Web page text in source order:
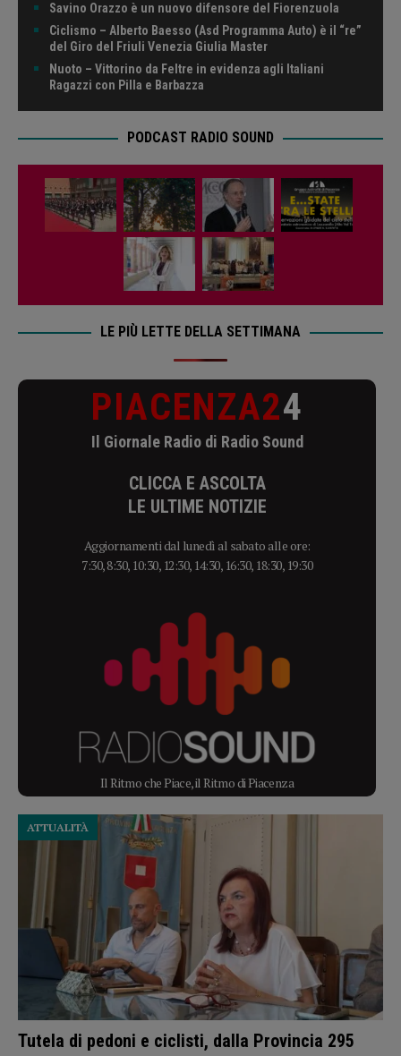
Savino Orazzo è un nuovo difensore del Fiorenzuola
Ciclismo – Alberto Baesso (Asd Programma Auto) è il “re”
del Giro del Friuli Venezia Giulia Master
Nuoto – Vittorino da Feltre in evidenza agli Italiani
Ragazzi con Pilla e Barbazza
PODCAST RADIO SOUND
LE PIÙ LETTE DELLA SETTIMANA
PIACENZA24
Il Giornale Radio di Radio Sound
CLICCA E ASCOLTA
LE ULTIME NOTIZIE
Aggiornamenti dal lunedì al sabato alle ore:
7:30, 8:30, 10:30, 12:30, 14:30, 16:30, 18:30, 19:30
Il Ritmo che Piace, il Ritmo di Piacenza
Tutela di pedoni e ciclisti, dalla Provincia 295
ATTUALITÀ